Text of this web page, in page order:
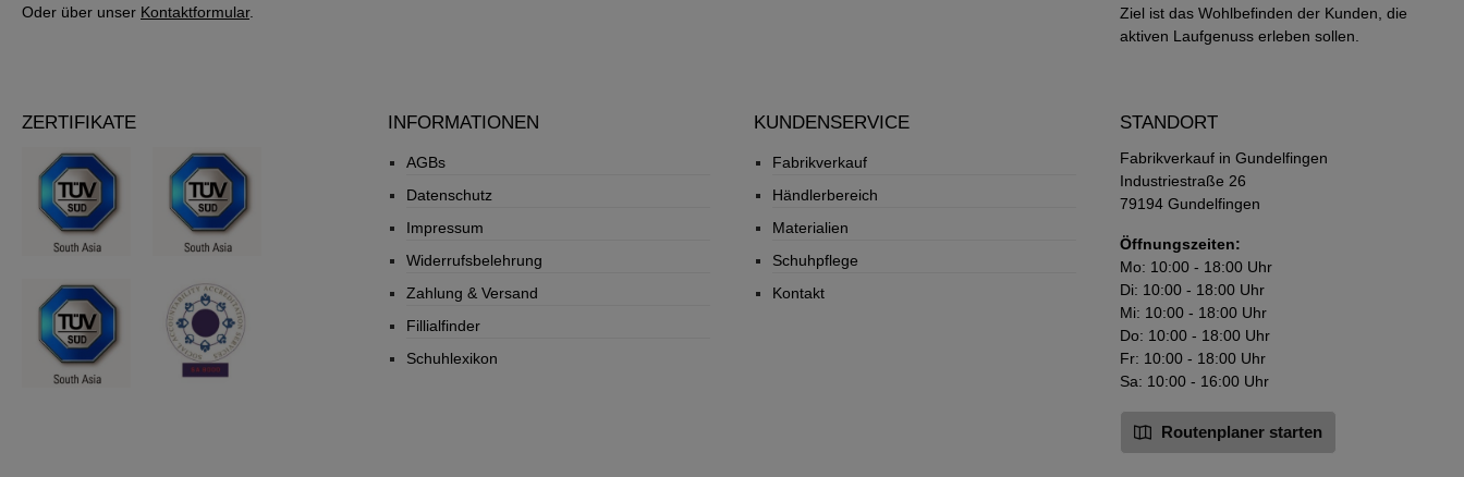
Anleitung Benutzung: Nur in
gleichmäßiges feines
eine Grundimprägnierung vor
dem ersten Tragen das
Material mit mindestens 3
nicht so feuchten
Sprühaufträgen behandeln.
Nach ca. 8-10 mal Tragen den
Pflichtangaben:
Warnhinweise: GEFAHR
Vorsicht! Unbedingt
beachten! Gesundheitsschäde
n durch Einatmen möglich!
Oder über unser Kontaktformular.
Ziel ist das Wohlbefinden der Kunden, die
aktiven Laufgenuss erleben sollen.
ZERTIFIKATE INFORMATIONEN
AGBs
Datenschutz
Impressum
Widerrufsbelehrung
Zahlung & Versand
Fillialfinder
Schuhlexikon
KUNDENSERVICE
Fabrikverkauf
Händlerbereich
Materialien
Schuhpflege
Kontakt
STANDORT
Fabrikverkauf in Gundelfingen
Industriestraße 26
79194 Gundelfingen
Öffnungszeiten:
Mo: 10:00 - 18:00 Uhr
Di: 10:00 - 18:00 Uhr
Mi: 10:00 - 18:00 Uhr
Do: 10:00 - 18:00 Uhr
Fr: 10:00 - 18:00 Uhr
Sa: 10:00 - 16:00 Uhr
Routenplaner starten